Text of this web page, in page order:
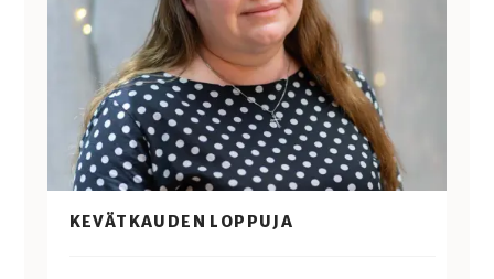
KEVÄTKAUDEN LOPPUJA